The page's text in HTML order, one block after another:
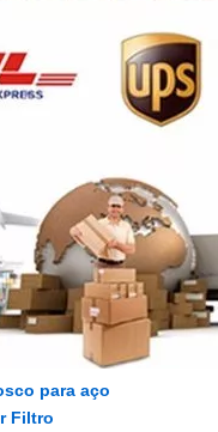
para aço
Filtro